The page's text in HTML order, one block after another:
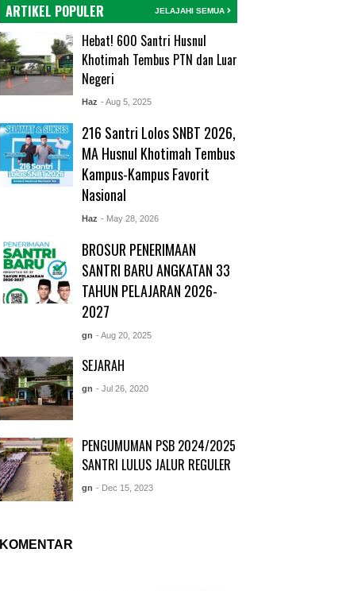
ARTIKEL POPULER JELAJAHI SEMUA
Hebat! 600 Santri Husnul
Khotimah Tembus PTN dan Luar
Negeri
Haz - Aug 5, 2025
216 Santri Lolos SNBT 2026,
MA Husnul Khotimah Tembus
Kampus-Kampus Favorit
Nasional
Haz - May 28, 2026
BROSUR PENERIMAAN
SANTRI BARU ANGKATAN 33
TAHUN PELAJARAN 2026-
2027
gn - Aug 20, 2025
SEJARAH
gn - Jul 26, 2020
PENGUMUMAN PSB 2024/2025
SANTRI LULUS JALUR REGULER
gn - Dec 15, 2023
KOMENTAR